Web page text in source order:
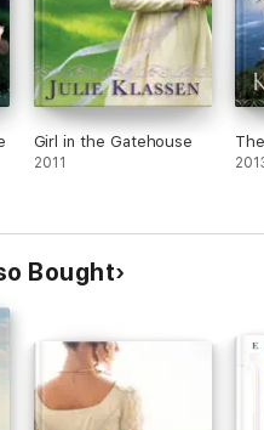
Girl in the Gatehouse
2011
Bought